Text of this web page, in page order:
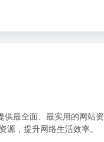
供最全面、最实用的网站资
，提升网络生活效率。